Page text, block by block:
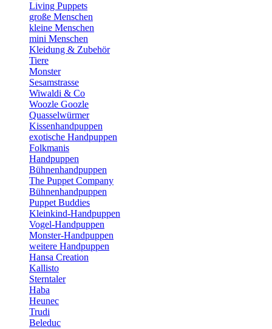
Living Puppets
große Menschen
kleine Menschen
mini Menschen
Kleidung & Zubehör
Tiere
Monster
Sesamstrasse
Wiwaldi & Co
Woozle Goozle
Quasselwürmer
Kissenhandpuppen
exotische Handpuppen
Folkmanis
Handpuppen
Bühnenhandpuppen
The Puppet Company
Bühnenhandpuppen
Puppet Buddies
Kleinkind-Handpuppen
Vogel-Handpuppen
Monster-Handpuppen
weitere Handpuppen
Hansa Creation
Kallisto
Sterntaler
Haba
Heunec
Trudi
Beleduc